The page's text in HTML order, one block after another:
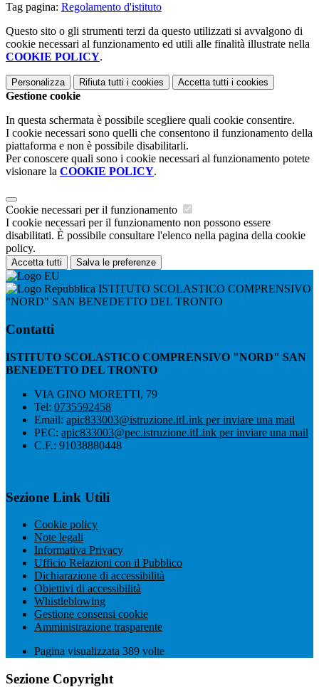
Tag pagina: Regolamento d'istituto
Questo sito o gli strumenti terzi da questo utilizzati si avvalgono di
cookie necessari al funzionamento ed utili alle finalità illustrate nella
COOKIE POLICY.
Personalizza Rifiuta tutti i cookies Accetta tutti i cookies
Gestione cookie
In questa schermata è possibile scegliere quali cookie consentire.
I cookie necessari sono quelli che consentono il funzionamento della
piattaforma e non è possibile disabilitarli.
Per conoscere quali sono i cookie necessari al funzionamento potete
visionare la COOKIE POLICY.
Cookie necessari per il funzionamento
I cookie necessari per il funzionamento non possono essere
disabilitati. È possibile consultare l'elenco nella pagina della cookie
policy.
Accetta tutti Salva le preferenze
ISTITUTO SCOLASTICO COMPRENSIVO
"NORD" SAN BENEDETTO DEL TRONTO
Contatti
ISTITUTO SCOLASTICO COMPRENSIVO "NORD" SAN
BENEDETTO DEL TRONTO
VIA GINO MORETTI, 79
Tel: 0735592458
Email: apic833003@istruzione.itLink per inviare una mail
PEC: apic833003@pec.istruzione.itLink per inviare una mail
C.F.: 91038880448
Sezione Link Utili
Cookie policy
Note legali
Informativa Privacy
Ufficio Relazioni con il Pubblico
Dichiarazione di accessibilità
Obiettivi di accessibilità
Whistleblowing
Gestione consensi cookie
Amministrazione trasparente
Pagina visualizzata 389 volte
Sezione Copyright